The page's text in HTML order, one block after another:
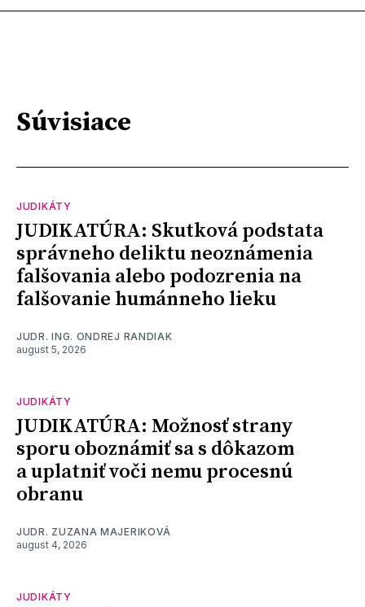
Súvisiace
JUDIKÁTY
JUDIKATÚRA: Skutková podstata
správneho deliktu neoznámenia
falšovania alebo podozrenia na
falšovanie humánneho lieku
JUDR. ING. ONDREJ RANDIAK
august 5, 2026
JUDIKÁTY
JUDIKATÚRA: Možnosť strany
sporu oboznámiť sa s dôkazom
a uplatniť voči nemu procesnú
obranu
JUDR. ZUZANA MAJERIKOVÁ
august 4, 2026
JUDIKÁTY